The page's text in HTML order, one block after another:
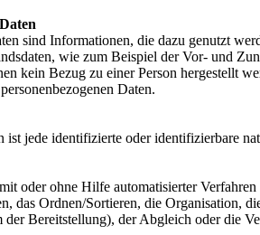
sind Informationen, die dazu genutzt
wie zum Beispiel der Vor- und
kein Bezug zu einer Person hergestellt
Daten.
ist jede identifizierte oder identifizierbare
oder ohne Hilfe automatisierter
das Ordnen/Sortieren, die Organisation,
der Bereitstellung), der Abgleich oder die